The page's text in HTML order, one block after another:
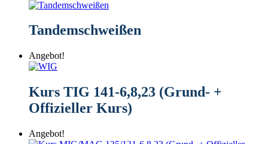
Tandemschweißen
Angebot!
Kurs TIG 141-6,8,23 (Grund- +
Offizieller Kurs)
Angebot!